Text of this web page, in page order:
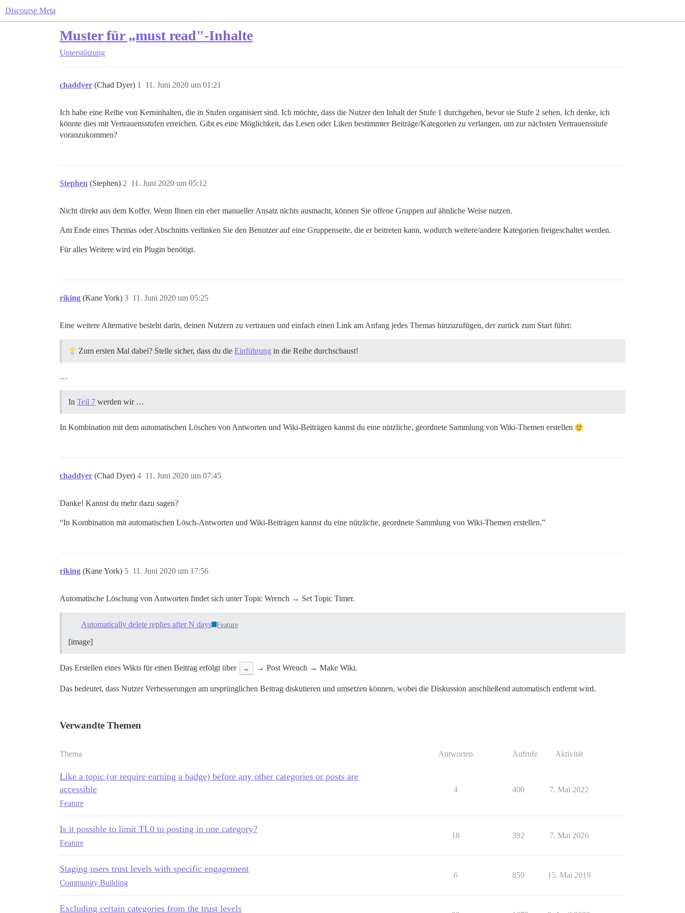
Discourse Meta
Muster für „must read"-Inhalte
Unterstützung
chaddyer (Chad Dyer) 11. Juni 2020 um 01:21
1
Ich habe eine Reihe von Kerninhalten, die in Stufen organisiert sind. Ich möchte, dass die Nutzer den Inhalt der Stufe 1 durchgehen, bevor sie Stufe 2 sehen. Ich denke, ich
könnte dies mit Vertrauensstufen erreichen. Gibt es eine Möglichkeit, das Lesen oder Liken bestimmter Beiträge/Kategorien zu verlangen, um zur nächsten Vertrauensstufe
voranzukommen?
Stephen (Stephen) 11. Juni 2020 um 05:12
2
Nicht direkt aus dem Koffer. Wenn Ihnen ein eher manueller Ansatz nichts ausmacht, können Sie offene Gruppen auf ähnliche Weise nutzen.
Am Ende eines Themas oder Abschnitts verlinken Sie den Benutzer auf eine Gruppenseite, die er beitreten kann, wodurch weitere/andere Kategorien freigeschaltet werden.
Für alles Weitere wird ein Plugin benötigt.
riking (Kane York) 11. Juni 2020 um 05:25
3
Eine weitere Alternative besteht darin, deinen Nutzern zu vertrauen und einfach einen Link am Anfang jedes Themas hinzuzufügen, der zurück zum Start führt:
Zum ersten Mal dabei? Stelle sicher, dass du die Einführung in die Reihe durchschaust!
…
In Teil 7 werden wir …
In Kombination mit dem automatischen Löschen von Antworten und Wiki-Beiträgen kannst du eine nützliche, geordnete Sammlung von Wiki-Themen erstellen
chaddyer (Chad Dyer) 11. Juni 2020 um 07:45
4
Danke! Kannst du mehr dazu sagen?
“In Kombination mit automatischen Lösch-Antworten und Wiki-Beiträgen kannst du eine nützliche, geordnete Sammlung von Wiki-Themen erstellen.”
riking (Kane York) 11. Juni 2020 um 17:56
5
Automatische Löschung von Antworten findet sich unter Topic Wrench → Set Topic Timer.
Automatically delete replies after N days Feature
[image]
Das Erstellen eines Wikis für einen Beitrag erfolgt über … → Post Wrench → Make Wiki.
Das bedeutet, dass Nutzer Verbesserungen am ursprünglichen Beitrag diskutieren und umsetzen können, wobei die Diskussion anschließend automatisch entfernt wird.
Verwandte Themen
Thema Antworten Aufrufe Aktivität
Like a topic (or require earning a badge) before any other categories or posts are
accessible
Feature
4 400 7. Mai 2022
Is it possible to limit TL0 to posting in one category?
Feature
18 392 7. Mai 2026
Staging users trust levels with specific engagement
Community Building
6 859 15. Mai 2019
Excluding certain categories from the trust levels